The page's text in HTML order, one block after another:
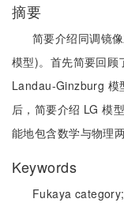
摘要
简要介绍同调镜
模型)。首先简要回顾
Landau-Ginzburg 模
后，简要介绍 LG 模
能地包含数学与物理
Keywords
Fukaya category;